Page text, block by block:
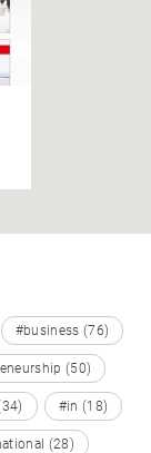
#business (76)
(50)
#in (18)
(28)